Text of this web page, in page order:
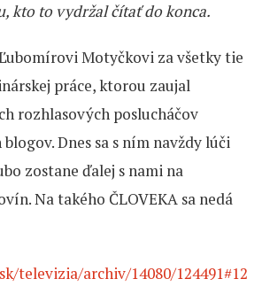
kto to vydržal čítať do konca.
Ľubomírovi Motyčkovi za všetky tie
práce, ktorou zaujal
rozhlasových poslucháčov
Dnes sa s ním navždy lúči
zostane ďalej s nami na
Na takého ČLOVEKA sa nedá
televizia/archiv/14080/124491#12